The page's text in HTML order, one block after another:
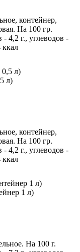
контейнер,
На 100 гр.
4,2 г., углеводов -
ккал
л)
контейнер,
На 100 гр.
4,2 г., углеводов -
ккал
1 л)
На 100 г.